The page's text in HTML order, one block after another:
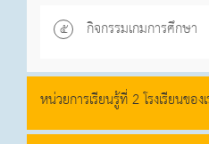
๕ กิจกรรมเกมการศึกษา
หน่วยการเรียนรู้ที่ 2 โรงเรียนของ